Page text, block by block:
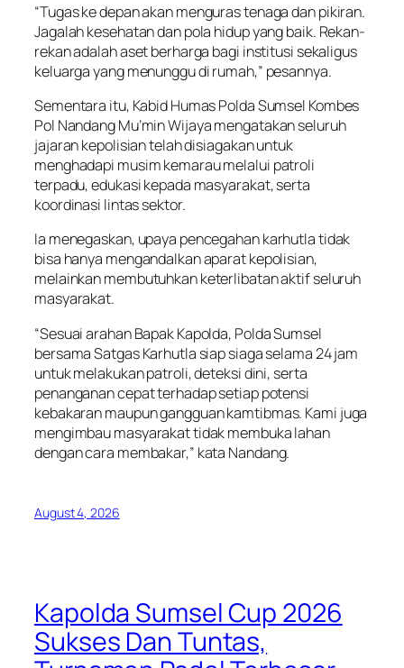
“Tugas ke depan akan menguras tenaga dan pikiran.
Jagalah kesehatan dan pola hidup yang baik. Rekan-
rekan adalah aset berharga bagi institusi sekaligus
keluarga yang menunggu di rumah,” pesannya.
Sementara itu, Kabid Humas Polda Sumsel Kombes
Pol Nandang Mu’min Wijaya mengatakan seluruh
jajaran kepolisian telah disiagakan untuk
menghadapi musim kemarau melalui patroli
terpadu, edukasi kepada masyarakat, serta
koordinasi lintas sektor.
Ia menegaskan, upaya pencegahan karhutla tidak
bisa hanya mengandalkan aparat kepolisian,
melainkan membutuhkan keterlibatan aktif seluruh
masyarakat.
“Sesuai arahan Bapak Kapolda, Polda Sumsel
bersama Satgas Karhutla siap siaga selama 24 jam
untuk melakukan patroli, deteksi dini, serta
penanganan cepat terhadap setiap potensi
kebakaran maupun gangguan kamtibmas. Kami juga
mengimbau masyarakat tidak membuka lahan
dengan cara membakar,” kata Nandang.
August 4, 2026
Kapolda Sumsel Cup 2026
Sukses Dan Tuntas,